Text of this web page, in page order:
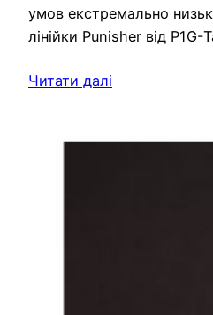
умов екстремально
лінійки Punisher від P1G-
Читати далі